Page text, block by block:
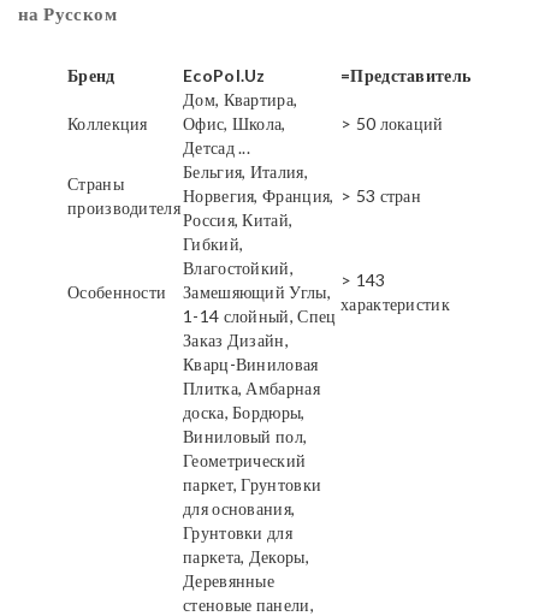
на Русском
Бренд EcoPol.Uz =Представитель
Коллекция
Дом, Квартира,
Офис, Школа,
Детсад ...
> 50 локаций
Страны
производителя
Бельгия, Италия,
Норвегия, Франция,
Россия, Китай,
> 53 стран
Особенности
Гибкий,
Влагостойкий,
Замешяющий Углы,
1-14 слойный, Спец
Заказ Дизайн,
> 143
характеристик
Кварц-Виниловая
Плитка, Амбарная
доска, Бордюры,
Виниловый пол,
Геометрический
паркет, Грунтовки
для основания,
Грунтовки для
паркета, Декоры,
Деревянные
стеновые панели,